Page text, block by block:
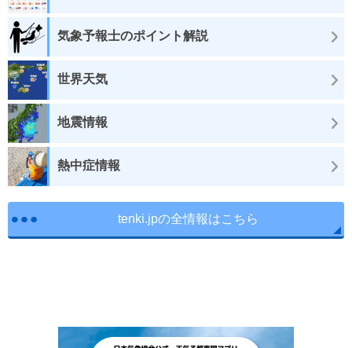
気象予報士のポイント解説
世界天気
地震情報
熱中症情報
tenki.jpの全情報はこちら